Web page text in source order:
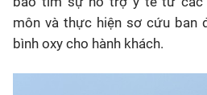
môn và thực hiện sơ cứu ban
bình oxy cho hành khách.